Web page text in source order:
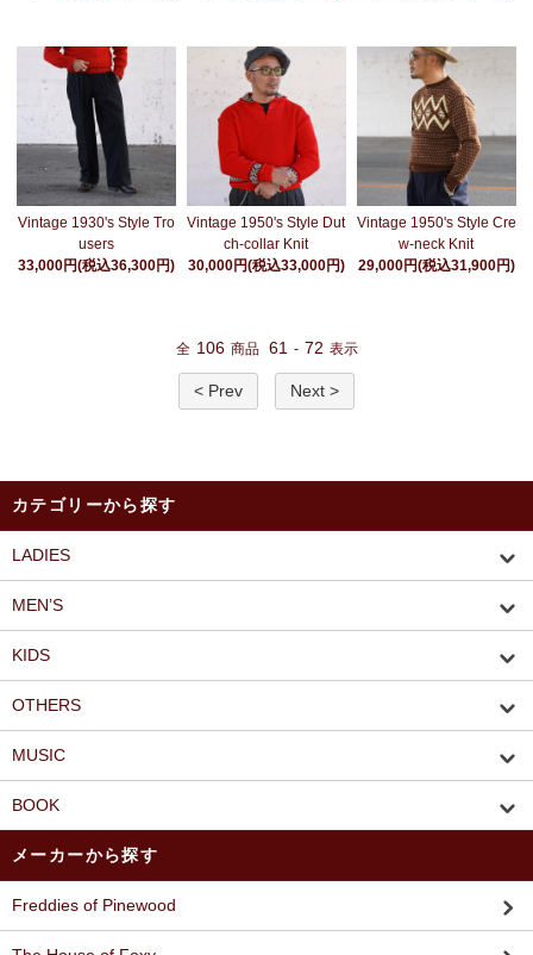
Vintage 1930's Style Tro
users
33,000円(税込36,300円)
Vintage 1950's Style Dut
ch-collar Knit
30,000円(税込33,000円)
Vintage 1950's Style Cre
w-neck Knit
29,000円(税込31,900円)
全 106 商品 61 - 72 表示
< Prev Next >
カテゴリーから探す
LADIES
MEN’S
KIDS
OTHERS
MUSIC
BOOK
メーカーから探す
Freddies of Pinewood